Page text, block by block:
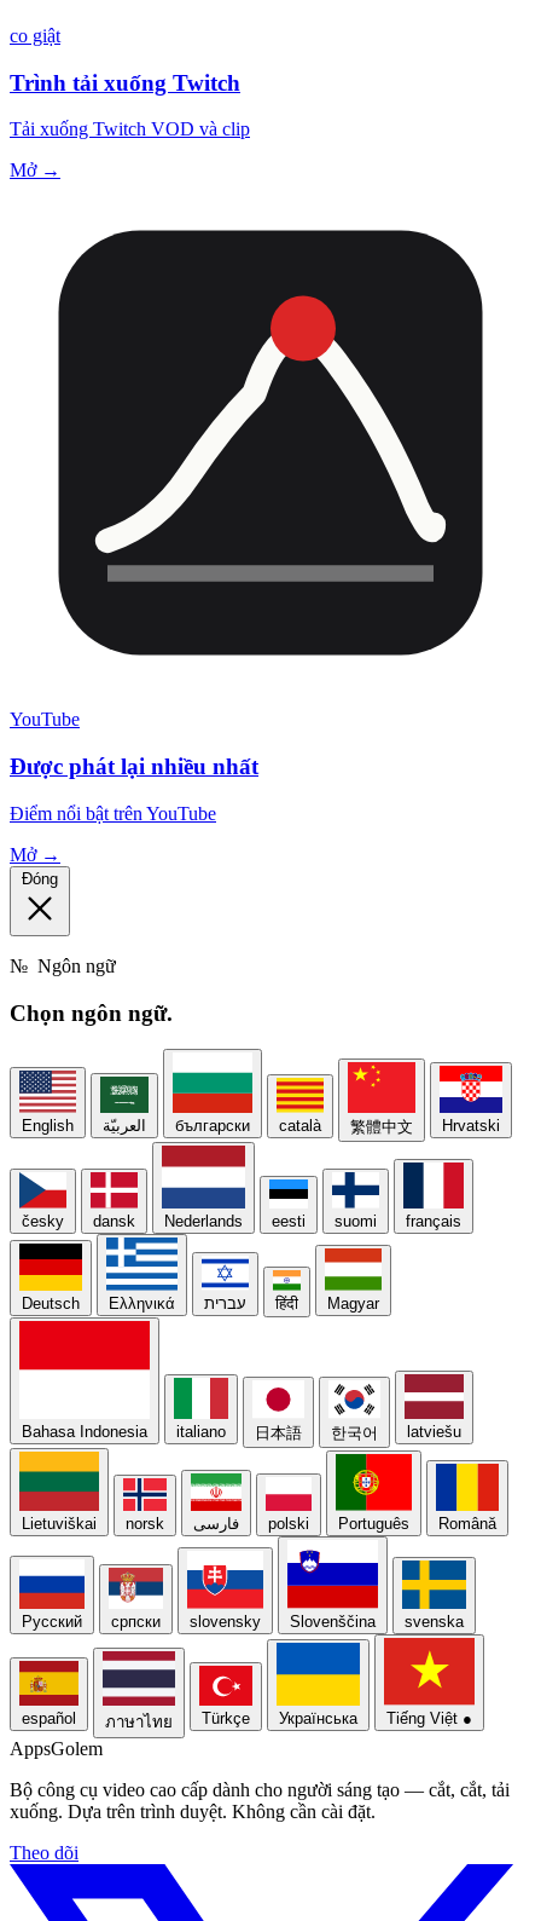
co giật
Trình tải xuống Twitch
Tải xuống Twitch VOD và clip
Mở →
YouTube
Được phát lại nhiều nhất
Điểm nổi bật trên YouTube
Mở →
Đóng
№ Ngôn ngữ
Chọn ngôn ngữ.
English العربيّة български català 繁體中文 Hrvatski
česky dansk Nederlands eesti suomi français
Deutsch Ελληνικά עברית हिंदी Magyar
Bahasa Indonesia italiano 日本語 한국어 latviešu
Lietuviškai norsk فارسی polski Português Română
Русский српски slovensky Slovenščina svenska
español ภาษาไทย Türkçe Українська Tiếng Việt ●
AppsGolem
Bộ công cụ video cao cấp dành cho người sáng tạo — cắt, cắt, tải
xuống. Dựa trên trình duyệt. Không cần cài đặt.
Theo dõi